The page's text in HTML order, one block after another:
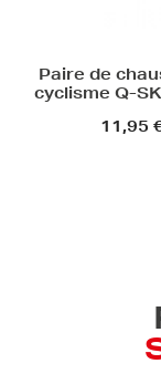
Paire de
cyclisme Q-
11,95